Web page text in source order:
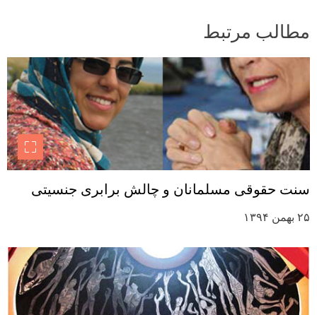
مطالب مرتبط
سنت حقوقی مسلمانان و چالش برابری جنسیتی
۲۵ بهمن ۱۳۹۴